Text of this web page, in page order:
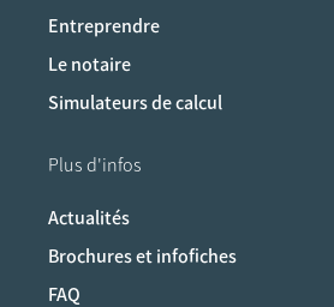
Entreprendre
Le notaire
Simulateurs de calcul
Plus d'infos
Actualités
Brochures et infofiches
FAQ